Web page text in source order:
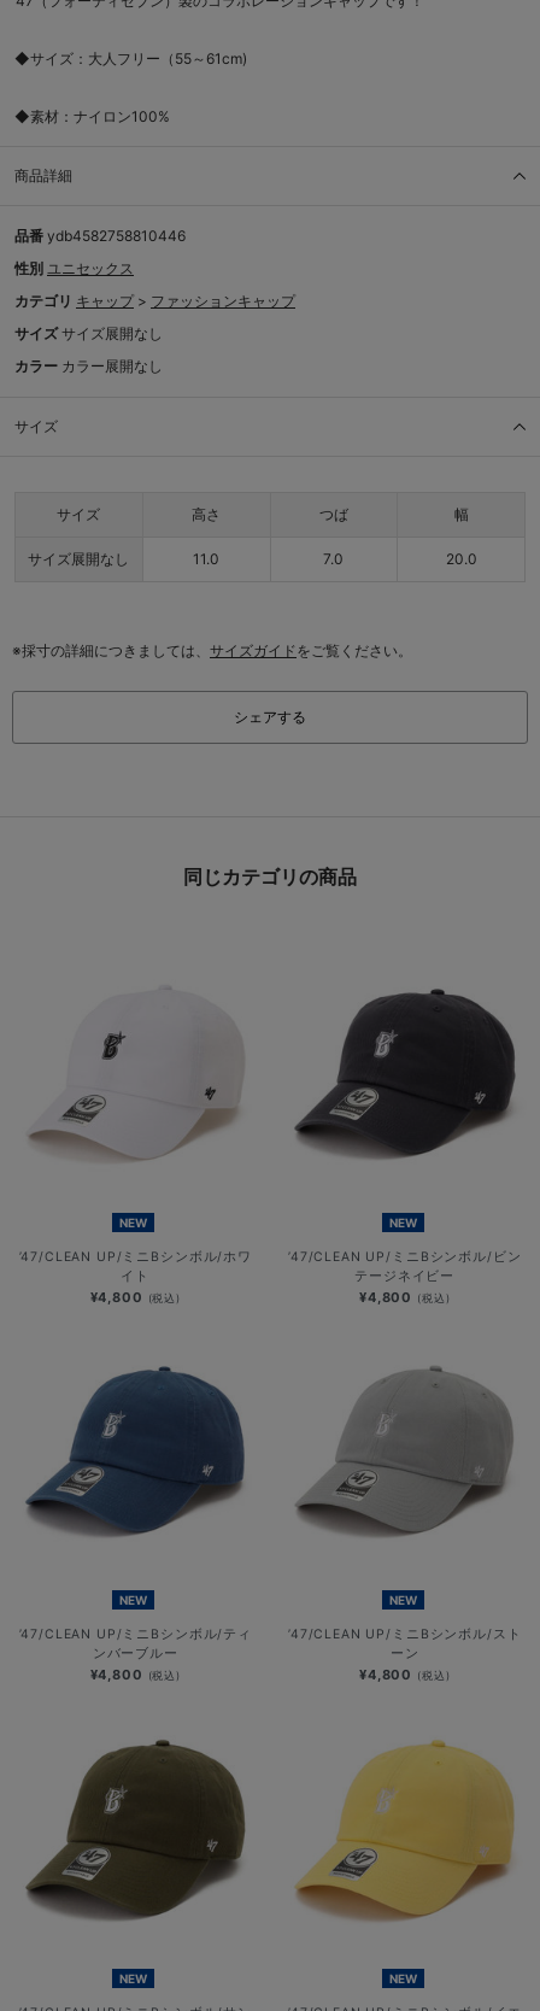
◆サイズ：大人フリー（55～61cm)
◆素材：ナイロン100%
商品詳細
品番 ydb4582758810446
性別 ユニセックス
カテゴリ キャップ > ファッションキャップ
サイズ サイズ展開なし
カラー カラー展開なし
サイズ
サイズ 高さ つば 幅
サイズ展開なし 11.0 7.0 20.0
※採寸の詳細につきましては、 サイズガイドをご覧ください。
シェアする
同じカテゴリの商品
NEW
’47/CLEAN UP/ミニBシンボル/ホワ
イト
¥4,800 (税込)
NEW
’47/CLEAN UP/ミニBシンボル/ビン
テージネイビー
¥4,800 (税込)
NEW
’47/CLEAN UP/ミニBシンボル/ティ
ンバーブルー
¥4,800 (税込)
NEW
’47/CLEAN UP/ミニBシンボル/スト
ーン
¥4,800 (税込)
NEW NEW